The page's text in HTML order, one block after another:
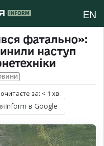
EN
фатально»:
наступ
за: < 1 хв.
в Google